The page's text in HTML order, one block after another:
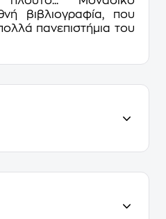
βιβλιογραφία, που
πανεπιστήμια του